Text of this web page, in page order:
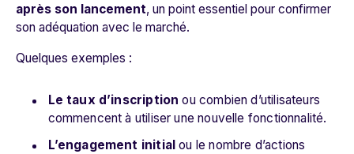
après son lancement, un point essentiel pour confirmer
son adéquation avec le marché.
Quelques exemples :
Le taux d’inscription ou combien d’utilisateurs
commencent à utiliser une nouvelle fonctionnalité.
L’engagement initial ou le nombre d’actions